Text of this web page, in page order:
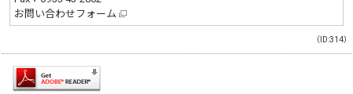
お問い合わせフォーム
（ID:314）